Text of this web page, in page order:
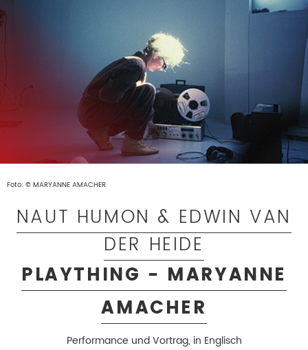
Foto: © MARYANNE AMACHER
NAUT HUMON & EDWIN VAN
DER HEIDE
PLAYTHING - MARYANNE
AMACHER
Performance und Vortrag, in Englisch